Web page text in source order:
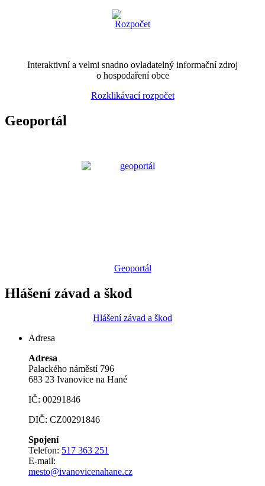
Interaktivní a velmi snadno ovladatelný informační zdroj
o hospodaření obce
Rozklikávací rozpočet
Geoportál
Geoportál
Hlášení závad a škod
Hlášení závad a škod
Adresa
Adresa
Palackého náměstí 796
683 23 Ivanovice na Hané
IČ: 00291846
DIČ: CZ00291846
Spojení
Telefon: 517 363 251
E-mail:
mesto@ivanovicenahane.cz